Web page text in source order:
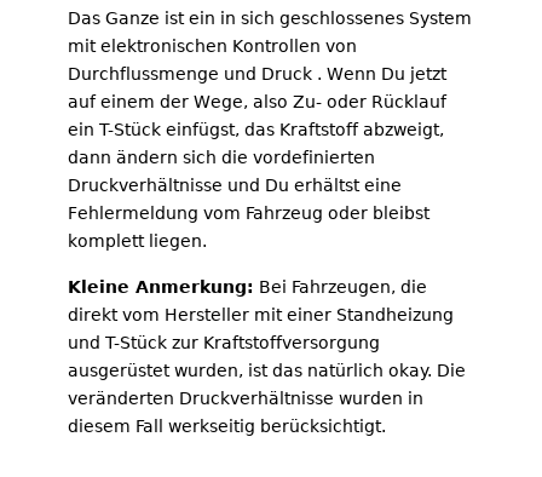
Das Ganze ist ein in sich geschlossenes System
mit elektronischen Kontrollen von
Durchflussmenge und Druck . Wenn Du jetzt
auf einem der Wege, also Zu- oder Rücklauf
ein T-Stück einfügst, das Kraftstoff abzweigt,
dann ändern sich die vordefinierten
Druckverhältnisse und Du erhältst eine
Fehlermeldung vom Fahrzeug oder bleibst
komplett liegen.
Kleine Anmerkung: Bei Fahrzeugen, die
direkt vom Hersteller mit einer Standheizung
und T-Stück zur Kraftstoffversorgung
ausgerüstet wurden, ist das natürlich okay. Die
veränderten Druckverhältnisse wurden in
diesem Fall werkseitig berücksichtigt.